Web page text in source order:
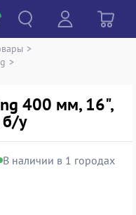
>
>
400 мм, 16",
б/у
В наличии в 1 городах